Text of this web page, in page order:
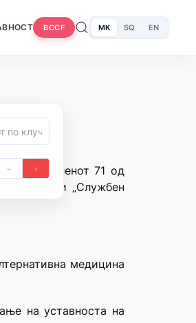
BCCF MK SQ EN
членот 71 од
70/1992 и „Службен
медицина
на уставноста на